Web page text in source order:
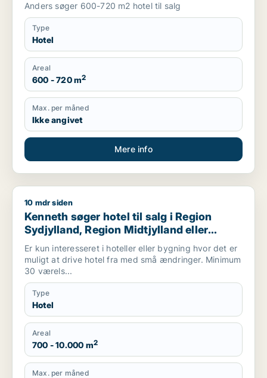
Anders søger 600-720 m2 hotel til salg
Type
Hotel
Areal
600 - 720 m2
Max. per måned
Ikke angivet
Mere info
Kenneth søger hotel til salg i Region Sydjylland, Region
10 mdr siden
Kenneth søger hotel til salg i Region
Sydjylland, Region Midtjylland eller
Mariager
Er kun interesseret i hoteller eller bygning hvor det er
muligt at drive hotel fra med små ændringer. Minimum
30 værels...
Type
Hotel
Areal
700 - 10.000 m2
Max. per måned